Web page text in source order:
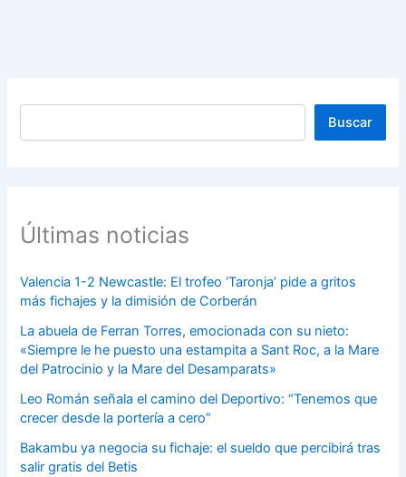
Buscar
Buscar
Últimas noticias
Valencia 1-2 Newcastle: El trofeo ‘Taronja’ pide a gritos
más fichajes y la dimisión de Corberán
La abuela de Ferran Torres, emocionada con su nieto:
«Siempre le he puesto una estampita a Sant Roc, a la Mare
del Patrocinio y la Mare del Desamparats»
Leo Román señala el camino del Deportivo: “Tenemos que
crecer desde la portería a cero”
Bakambu ya negocia su fichaje: el sueldo que percibirá tras
salir gratis del Betis